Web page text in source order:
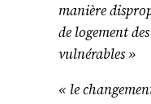
manière
de logement
vulnérables »
« le